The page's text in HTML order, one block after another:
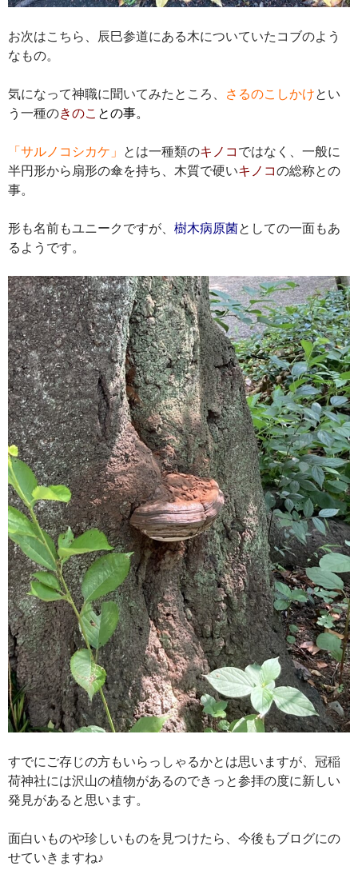
お次はこちら、辰巳参道にある木についていたコブのよう
なもの。
気になって神職に聞いてみたところ、 さるのこしかけとい
う一種のきのこ との事。
「サルノコシカケ」 とは一種類のキノコ ではなく、一般に
半円形から扇形の傘を持ち、木質で硬いキノコの総称との
事。
形も名前もユニークですが、 樹木病原菌としての一面もあ
るようです。
すでにご存じの方もいらっしゃるかとは思いますが、冠稲
荷神社には沢山の植物があるのできっと参拝の度に新しい
発見があると思います。
面白いものや珍しいものを見つけたら、今後もブログにの
せていきますね♪